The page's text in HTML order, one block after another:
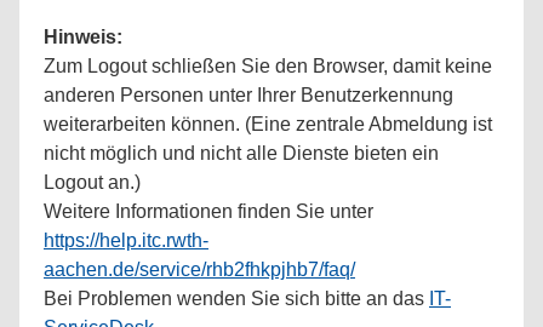
Hinweis:
Zum Logout schließen Sie den Browser, damit keine
anderen Personen unter Ihrer Benutzerkennung
weiterarbeiten können. (Eine zentrale Abmeldung ist
nicht möglich und nicht alle Dienste bieten ein
Logout an.)
Weitere Informationen finden Sie unter
https://help.itc.rwth-
aachen.de/service/rhb2fhkpjhb7/faq/
Bei Problemen wenden Sie sich bitte an das IT-